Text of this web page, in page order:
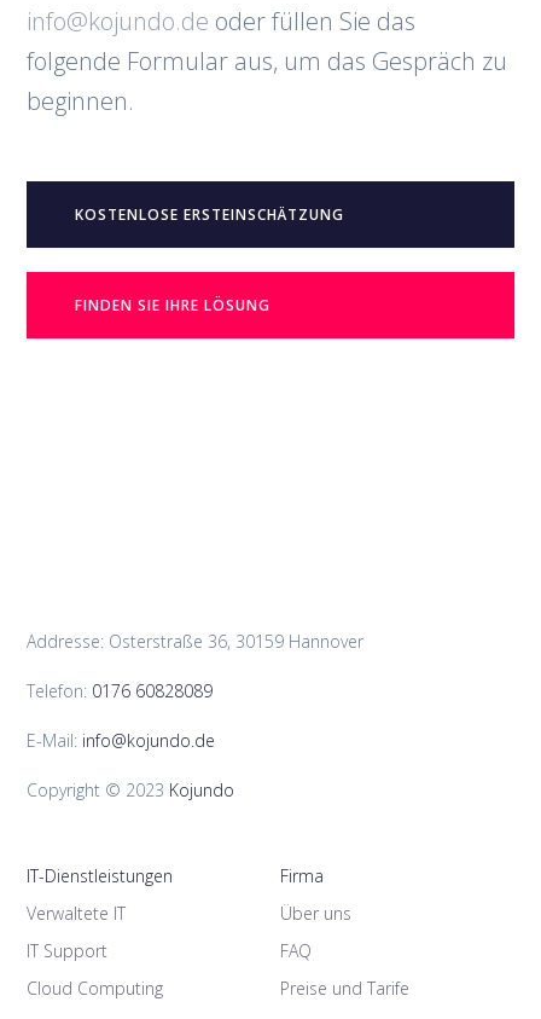
info@kojundo.de oder füllen Sie das
folgende Formular aus, um das Gespräch zu
beginnen.
KOSTENLOSE ERSTEINSCHÄTZUNG
FINDEN SIE IHRE LÖSUNG
Addresse: Osterstraße 36, 30159 Hannover
Telefon: 0176 60828089
E-Mail: info@kojundo.de
Copyright © 2023 Kojundo
IT-Dienstleistungen
Verwaltete IT
IT Support
Cloud Computing
Firma
Über uns
FAQ
Preise und Tarife